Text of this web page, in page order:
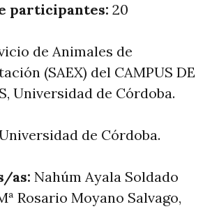
participantes: 20
de Animales de
(SAEX) del CAMPUS DE
Universidad de Córdoba.
de Córdoba.
as: Nahúm Ayala Soldado
Rosario Moyano Salvago,